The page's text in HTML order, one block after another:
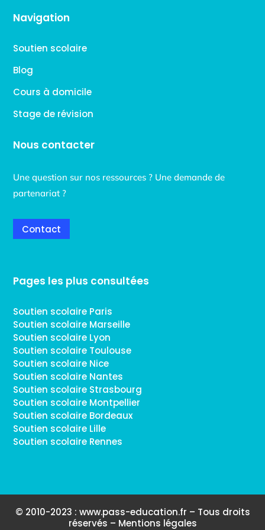
Navigation
Soutien scolaire
Blog
Cours à domicile
Stage de révision
Nous contacter
Une question sur nos ressources ? Une demande de
partenariat ?
Contact
Pages les plus consultées
Soutien scolaire Paris
Soutien scolaire Marseille
Soutien scolaire Lyon
Soutien scolaire Toulouse
Soutien scolaire Nice
Soutien scolaire Nantes
Soutien scolaire Strasbourg
Soutien scolaire Montpellier
Soutien scolaire Bordeaux
Soutien scolaire Lille
Soutien scolaire Rennes
© 2010-2023 : www.pass-education.fr – Tous droits
réservés – Mentions légales